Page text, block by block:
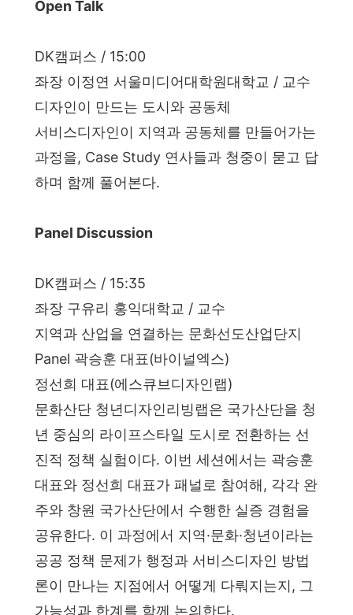
Open Talk
DK캠퍼스 / 15:00
좌장 이정연 서울미디어대학원대학교 / 교수
디자인이 만드는 도시와 공동체
서비스디자인이 지역과 공동체를 만들어가는
과정을, Case Study 연사들과 청중이 묻고 답
하며 함께 풀어본다.
Panel Discussion
DK캠퍼스 / 15:35
좌장 구유리 홍익대학교 / 교수
지역과 산업을 연결하는 문화선도산업단지
Panel 곽승훈 대표(바이널엑스)
정선희 대표(에스큐브디자인랩)
문화산단 청년디자인리빙랩은 국가산단을 청
년 중심의 라이프스타일 도시로 전환하는 선
진적 정책 실험이다. 이번 세션에서는 곽승훈
대표와 정선희 대표가 패널로 참여해, 각각 완
주와 창원 국가산단에서 수행한 실증 경험을
공유한다. 이 과정에서 지역·문화·청년이라는
공공 정책 문제가 행정과 서비스디자인 방법
론이 만나는 지점에서 어떻게 다뤄지는지, 그
가능성과 한계를 함께 논의한다.